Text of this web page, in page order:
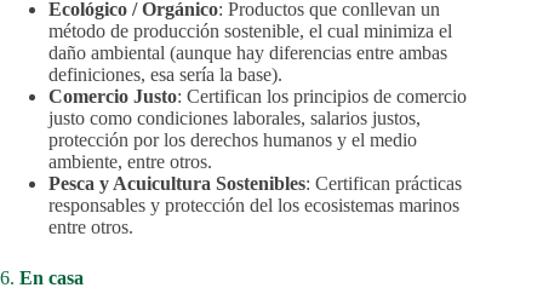
Ecológico / Orgánico: Productos que conllevan un
método de producción sostenible, el cual minimiza el
daño ambiental (aunque hay diferencias entre ambas
definiciones, esa sería la base).
Comercio Justo: Certifican los principios de comercio
justo como condiciones laborales, salarios justos,
protección por los derechos humanos y el medio
ambiente, entre otros.
Pesca y Acuicultura Sostenibles: Certifican prácticas
responsables y protección del los ecosistemas marinos
entre otros.
6. En casa